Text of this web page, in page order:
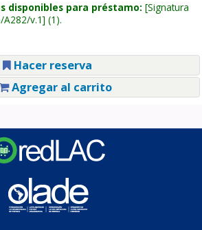
disponibles para préstamo: Signatura
A282/v.1 (1).
Hacer reserva
Agregar al carrito